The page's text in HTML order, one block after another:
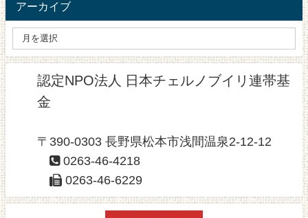
アーカイブ
認定NPO法人 日本チェルノブイリ連帯基
金
〒390-0303 長野県松本市浅間温泉2-12-12
0263-46-4218
0263-46-6229